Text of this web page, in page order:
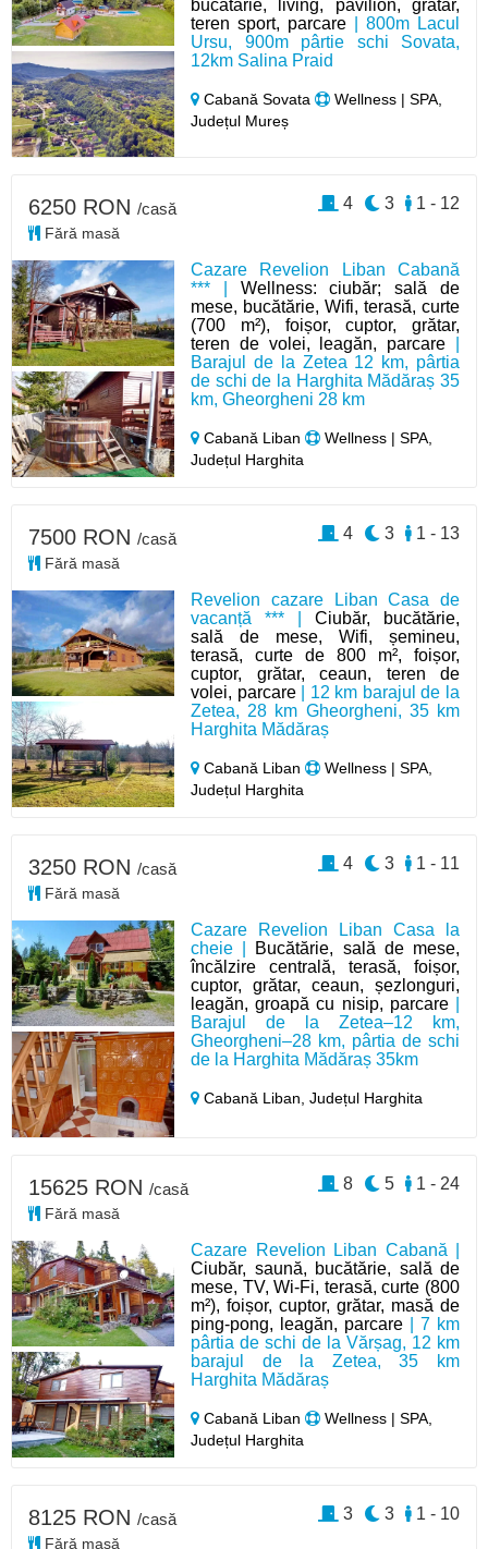
bucătărie, living, pavilion, grătar,
teren sport, parcare | 800m Lacul
Ursu, 900m pârtie schi Sovata,
12km Salina Praid
Cabană Sovata
Wellness | SPA,
Județul Mureș
Cazare Revelion Liban Cabană
*** | Wellness: ciubăr; sală de
mese, bucătărie, Wifi, terasă, curte
(700 m²), foișor, cuptor, grătar,
teren de volei, leagăn, parcare
Barajul de la Zetea 12 km, pârtia
de schi de la Harghita Mădăraș 35
km, Gheorgheni 28 km
Cabană Liban
Wellness | SPA,
Județul Harghita
6250 RON /casă
Fără masă
1 - 12
3
4
Revelion cazare Liban Casa de
vacanță *** |Ciubăr, bucătărie,
sală de mese, Wifi, șemineu,
terasă, curte de 800 m², foișor,
cuptor, grătar, ceaun, teren de
volei, parcare| 12 km barajul de la
Zetea, 28 km Gheorgheni, 35 km
Harghita Mădăraș
Cabană Liban
Wellness | SPA,
Județul Harghita
7500 RON /casă
Fără masă
1 - 13
3
4
Cazare Revelion Liban Casa la
cheie | Bucătărie, sală de mese,
încălzire centrală, terasă, foișor,
cuptor, grătar, ceaun, șezlonguri,
leagăn, groapă cu nisip, parcare|
Barajul de la Zetea–12 km,
Gheorgheni–28 km, pârtia de schi
de la Harghita Mădăraș 35km
Cabană Liban,Județul Harghita
3250 RON /casă
Fără masă
1 - 11
3
4
Cazare Revelion Liban Cabană |
Ciubăr, saună, bucătărie, sală de
mese, TV, Wi-Fi, terasă, curte (800
m²), foișor, cuptor, grătar, masă de
ping-pong, leagăn, parcare | 7 km
pârtia de schi de la Vărșag, 12 km
barajul de la Zetea, 35 km
Harghita Mădăraș
Cabană Liban
Wellness | SPA,
Județul Harghita
15625 RON /casă
Fără masă
1 - 24
5
8
8125 RON /casă
Fără masă
1 - 10
3
3